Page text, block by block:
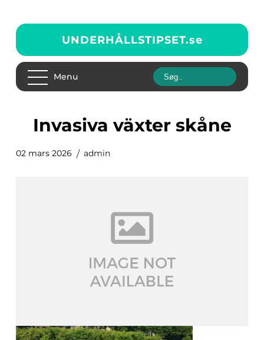
UNDERHÅLLSTIPSET.se
Menu
invasiva växter skåne
02 mars 2026 admin